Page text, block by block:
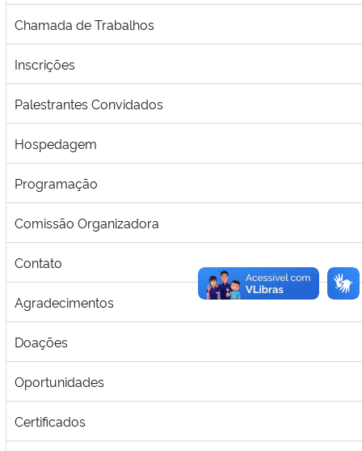
Chamada de Trabalhos
Inscrições
Palestrantes Convidados
Hospedagem
Programação
Comissão Organizadora
Contato
Agradecimentos
Doações
Oportunidades
Certificados